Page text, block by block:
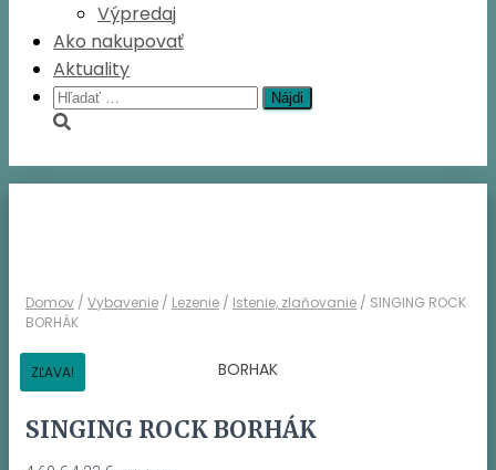
Výpredaj
Ako nakupovať
Aktuality
Hľadať:
Domov / Vybavenie / Lezenie / Istenie, zlaňovanie / SINGING ROCK
BORHÁK
ZĽAVA!
SINGING ROCK BORHÁK